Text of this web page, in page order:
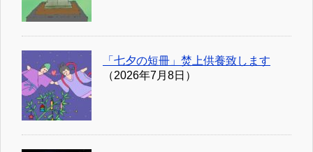
「七夕の短冊」焚上供養致します
（2026年7月8日）